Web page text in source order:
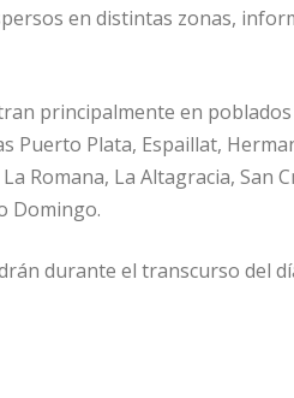
en distintas zonas,
principalmente en
Puerto Plata, Espaillat,
Romana, La Altagracia, San
Domingo.
durante el transcurso del